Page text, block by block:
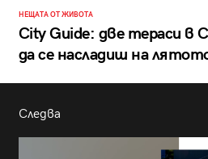
НЕЩАТА ОТ ЖИВОТА
City Guide: две тераси в
да се насладиш на
Следва